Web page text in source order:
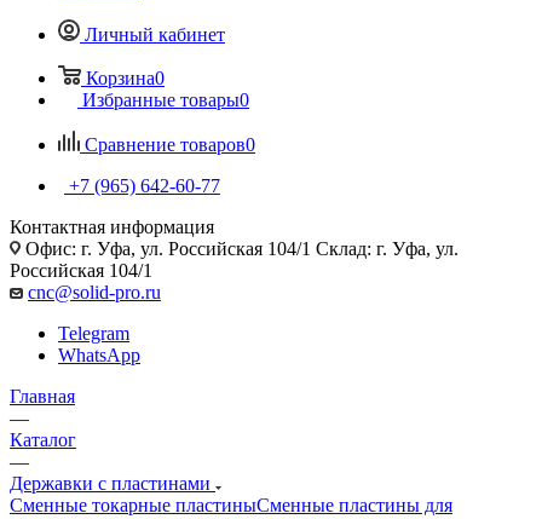
Личный кабинет
Корзина0
Избранные товары0
Сравнение товаров0
+7 (965) 642-60-77
Контактная информация
Офис: г. Уфа, ул. Российская 104/1 Склад: г. Уфа, ул.
Российская 104/1
cnc@solid-pro.ru
Telegram
WhatsApp
Главная
—
Каталог
—
Державки с пластинами
Сменные токарные пластиныСменные пластины для